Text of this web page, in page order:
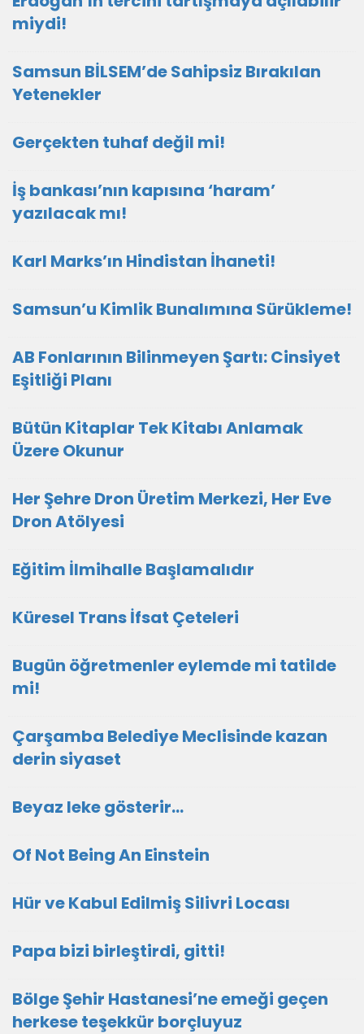
miydi!
Samsun BİLSEM’de Sahipsiz Bırakılan
Yetenekler
Gerçekten tuhaf değil mi!
İş bankası’nın kapısına ‘haram’
yazılacak mı!
Karl Marks’ın Hindistan İhaneti!
Samsun’u Kimlik Bunalımına Sürükleme!
AB Fonlarının Bilinmeyen Şartı: Cinsiyet
Eşitliği Planı
Bütün Kitaplar Tek Kitabı Anlamak
Üzere Okunur
Her Şehre Dron Üretim Merkezi, Her Eve
Dron Atölyesi
Eğitim İlmihalle Başlamalıdır
Küresel Trans İfsat Çeteleri
Bugün öğretmenler eylemde mi tatilde
mi!
Çarşamba Belediye Meclisinde kazan
derin siyaset
Beyaz leke gösterir…
Of Not Being An Einstein
Hür ve Kabul Edilmiş Silivri Locası
Papa bizi birleştirdi, gitti!
Bölge Şehir Hastanesi’ne emeği geçen
herkese teşekkür borçluyuz